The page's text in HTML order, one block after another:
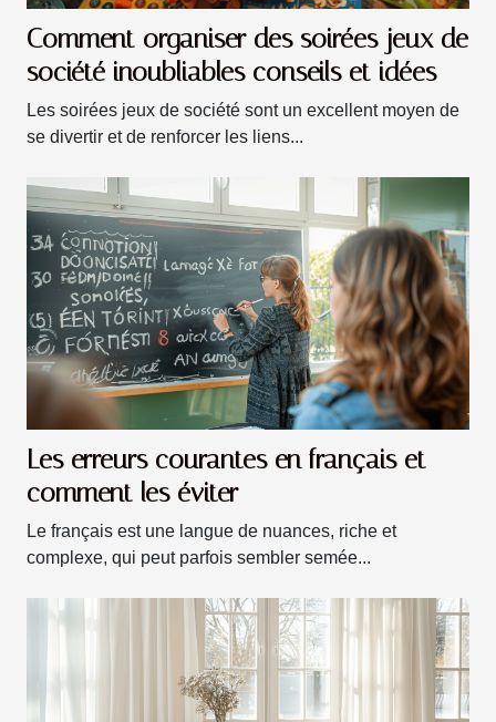
Comment organiser des soirées jeux de
société inoubliables conseils et idées
Les soirées jeux de société sont un excellent moyen de
se divertir et de renforcer les liens...
Les erreurs courantes en français et
comment les éviter
Le français est une langue de nuances, riche et
complexe, qui peut parfois sembler semée...